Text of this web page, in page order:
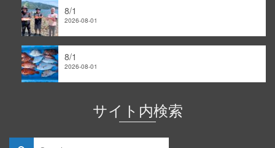
8/1
2026-08-01
8/1
2026-08-01
サイト内検索